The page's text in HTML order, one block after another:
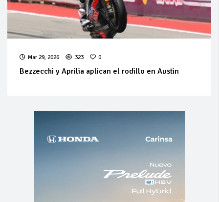
Mar 29, 2026 323 0
Bezzecchi y Aprilia aplican el rodillo en Austin